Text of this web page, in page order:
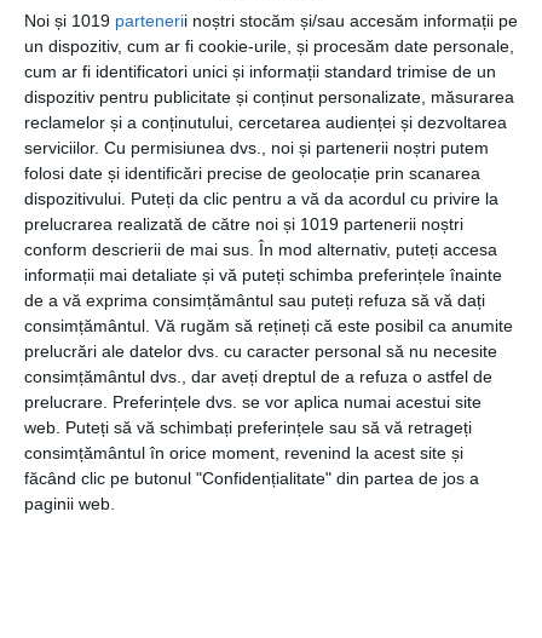
Noi și 1019 partenerii noștri stocăm și/sau accesăm informații pe
un dispozitiv, cum ar fi cookie-urile, și procesăm date personale,
cum ar fi identificatori unici și informații standard trimise de un
dispozitiv pentru publicitate și conținut personalizate, măsurarea
reclamelor și a conținutului, cercetarea audienței și dezvoltarea
serviciilor. Cu permisiunea dvs., noi și partenerii noștri putem
folosi date și identificări precise de geolocație prin scanarea
dispozitivului. Puteți da clic pentru a vă da acordul cu privire la
prelucrarea realizată de către noi și 1019 partenerii noștri
conform descrierii de mai sus. În mod alternativ, puteți accesa
informații mai detaliate și vă puteți schimba preferințele înainte
de a vă exprima consimțământul sau puteți refuza să vă dați
consimțământul. Vă rugăm să rețineți că este posibil ca anumite
prelucrări ale datelor dvs. cu caracter personal să nu necesite
consimțământul dvs., dar aveți dreptul de a refuza o astfel de
prelucrare. Preferințele dvs. se vor aplica numai acestui site
web. Puteți să vă schimbați preferințele sau să vă retrageți
consimțământul în orice moment, revenind la acest site și
făcând clic pe butonul "Confidențialitate" din partea de jos a
paginii web.
Avantajele utilajelor de tip
CNC/Plotter aplicare adeziv
Tipografia Global Print se asigura ca achizitioneaza
produse calitative, utilajele de tip CNC/Plotter fiind
produse in Italia. Acestea aplica adeziv hotmelt sau
adeziv rece, in functie de cerintele tehnice ale fiecarui
produs. Datorita acestor investitii in echipamente de
ultima tehnologie de 3 milioane de euro in anul curent si
2023, tipografia Global Print isi doreste sa dezvolte
productiei de POSM Display, productia de Floor Display si
Ambalaje Carton Ondulat.
Apeland la o tipografie ce beneficiaza de dotari de ultima
generatir, proiectul dvs. va fi pe maini bune, o sa aveti
garantia calitatii si datorita eficientizarii costurilor /
timpilor de productie veti putea obtine preturi corecte.
Tipografia Global Print detine echipamente de ultima